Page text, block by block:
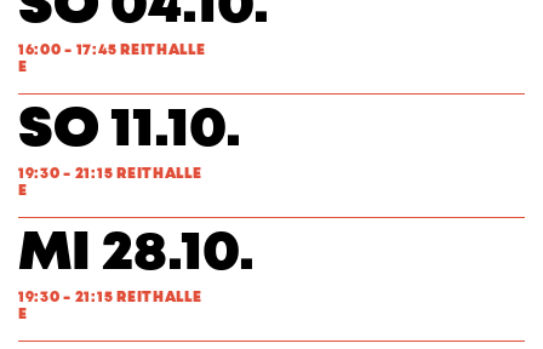
16:00 - 17:45 REITHALLE
E
SO 11.10.
19:30 - 21:15 REITHALLE
E
MI 28.10.
19:30 - 21:15 REITHALLE
E